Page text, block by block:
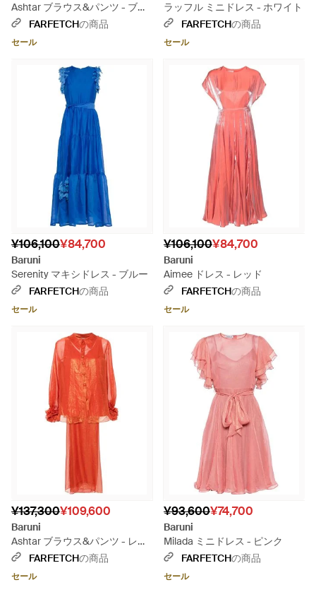
Ashtar ブラウス&パンツ - ブル
ー
FARFETCHの商品
セール
ラッフル ミニドレス - ホワイト
FARFETCHの商品
セール
¥106,100¥84,700
Baruni
Serenity マキシドレス - ブルー
FARFETCHの商品
セール
¥106,100¥84,700
Baruni
Aimee ドレス - レッド
FARFETCHの商品
セール
¥137,300¥109,600
Baruni
Ashtar ブラウス&パンツ - レッ
ド
FARFETCHの商品
セール
¥93,600¥74,700
Baruni
Milada ミニドレス - ピンク
FARFETCHの商品
セール